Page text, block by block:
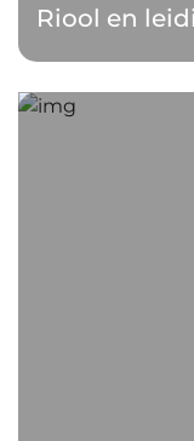
Riool en